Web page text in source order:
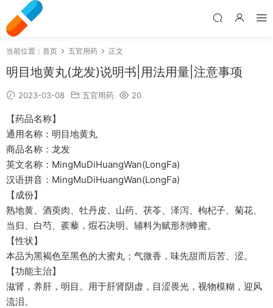
当前位置： 首页 五官用药 正文
明目地黄丸(龙发)说明书|用法用量|注意事项
2023-03-08 五官用药 20
【药品名称】
通用名称：明目地黄丸
商品名称：龙发
英文名称：MingMuDiHuangWan(LongFa)
汉语拼音：MingMuDiHuangWan(LongFa)
【成份】
熟地黄、酒萸肉、牡丹皮、山药、茯苓、泽泻、枸杞子、菊花、
当归、白芍、蒺藜，煆石决明。辅料为赋形剂蜂蜜。
【性状】
本品为黑褐色至黑色的大蜜丸；气微香，味先甜而后苦、涩。
【功能主治】
滋肾，养肝，明目。用于肝肾阴虚，目涩畏光，视物模糊，迎风
流泪。